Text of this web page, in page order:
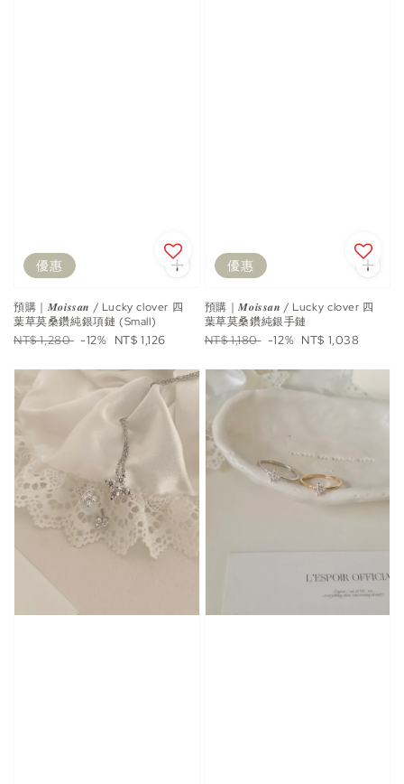
優惠
預購｜𝑴𝒐𝒊𝒔𝒔𝒂𝒏 / Lucky clover 四
葉草莫桑鑽純銀項鏈 (Small)
Regular
NT$ 1,280 -12% Sale
NT$ 1,126
優惠
預購｜𝑴𝒐𝒊𝒔𝒔𝒂𝒏 / Lucky clover 四
葉草莫桑鑽純銀手鏈
Regular
NT$ 1,180 -12% Sale
NT$ 1,038